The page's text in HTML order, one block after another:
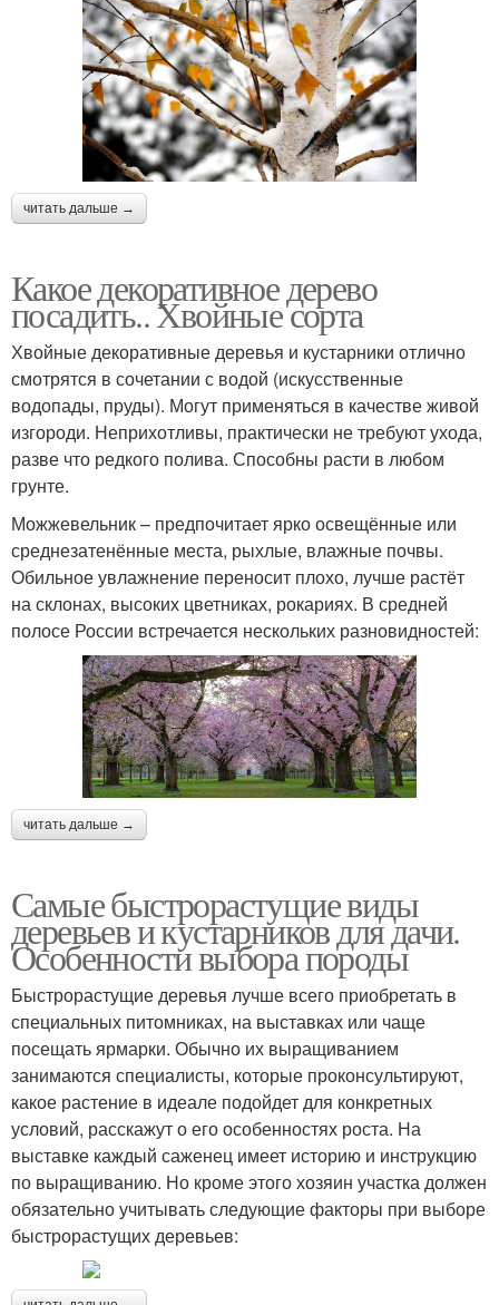
читать дальше →
Какое декоративное дерево
посадить.. Хвойные сорта
Хвойные декоративные деревья и кустарники отлично
смотрятся в сочетании с водой (искусственные
водопады, пруды). Могут применяться в качестве живой
изгороди. Неприхотливы, практически не требуют ухода,
разве что редкого полива. Способны расти в любом
грунте.
Можжевельник – предпочитает ярко освещённые или
среднезатенённые места, рыхлые, влажные почвы.
Обильное увлажнение переносит плохо, лучше растёт
на склонах, высоких цветниках, рокариях. В средней
полосе России встречается нескольких разновидностей:
читать дальше →
Самые быстрорастущие виды
деревьев и кустарников для дачи.
Особенности выбора породы
Быстрорастущие деревья лучше всего приобретать в
специальных питомниках, на выставках или чаще
посещать ярмарки. Обычно их выращиванием
занимаются специалисты, которые проконсультируют,
какое растение в идеале подойдет для конкретных
условий, расскажут о его особенностях роста. На
выставке каждый саженец имеет историю и инструкцию
по выращиванию. Но кроме этого хозяин участка должен
обязательно учитывать следующие факторы при выборе
быстрорастущих деревьев: